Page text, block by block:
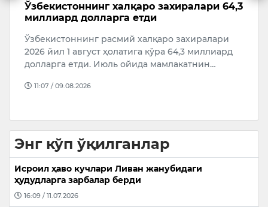
Ўзбекистоннинг халқаро захиралари 64,3
миллиард долларга етди
Ўзбекистоннинг расмий халқаро захиралари
2026 йил 1 август ҳолатига кўра 64,3 миллиард
долларга етди. Июль ойида мамлакатнин…
11:07 / 09.08.2026
Энг кўп ўқилганлар
Исроил ҳаво кучлари Ливан жанубидаги
ҳудудларга зарбалар берди
16:09 / 11.07.2026